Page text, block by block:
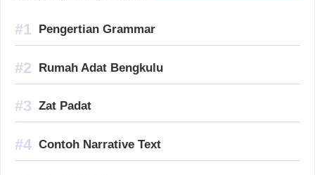
Pengertian Grammar
Rumah Adat Bengkulu
Zat Padat
Contoh Narrative Text